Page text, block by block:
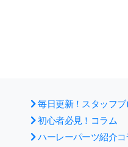
毎日更新！スタッフブ
初心者必見！コラム
ハーレーパーツ紹介コ